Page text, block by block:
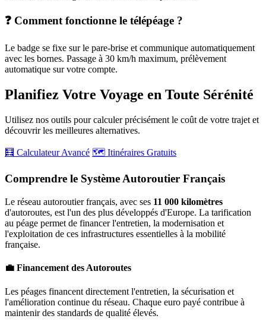
❓ Comment fonctionne le télépéage ?
Le badge se fixe sur le pare-brise et communique automatiquement
avec les bornes. Passage à 30 km/h maximum, prélèvement
automatique sur votre compte.
Planifiez Votre Voyage en Toute Sérénité
Utilisez nos outils pour calculer précisément le coût de votre trajet et
découvrir les meilleures alternatives.
🧮 Calculateur Avancé 🗺️ Itinéraires Gratuits
Comprendre le Système Autoroutier Français
Le réseau autoroutier français, avec ses 11 000 kilomètres
d'autoroutes, est l'un des plus développés d'Europe. La tarification
au péage permet de financer l'entretien, la modernisation et
l'exploitation de ces infrastructures essentielles à la mobilité
française.
💼 Financement des Autoroutes
Les péages financent directement l'entretien, la sécurisation et
l'amélioration continue du réseau. Chaque euro payé contribue à
maintenir des standards de qualité élevés.